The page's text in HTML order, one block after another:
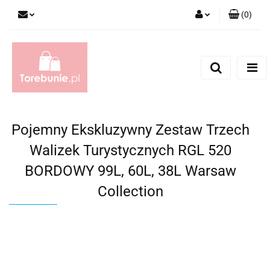
(0)
Pojemny Ekskluzywny Zestaw Trzech
Walizek Turystycznych RGL 520
BORDOWY 99L, 60L, 38L Warsaw
Collection